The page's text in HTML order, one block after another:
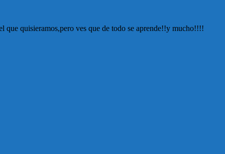
que quisieramos,pero ves que de todo se aprende!!y mucho!!!!